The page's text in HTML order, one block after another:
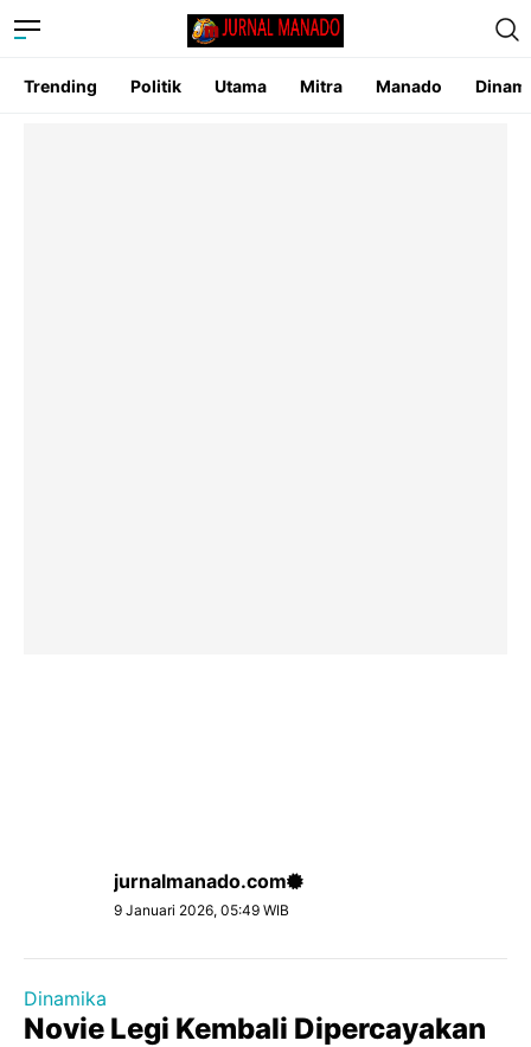
Trending Politik Utama Mitra Manado
jurnalmanado.com
9 Januari 2026, 05:49 WIB
Dinamika
Novie Legi Kembali Dipercayakan